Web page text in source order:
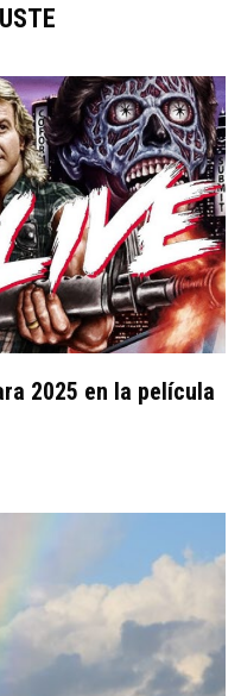
2025 en la película